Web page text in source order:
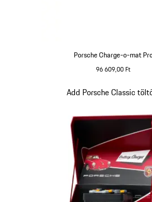
Porsche Charge-o-mat
96 609,00 Ft
Add Porsche Classic